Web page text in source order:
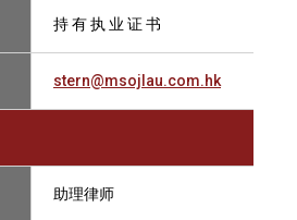
持 有 执 业 证 书
stern@msojlau.com.hk
助理律师